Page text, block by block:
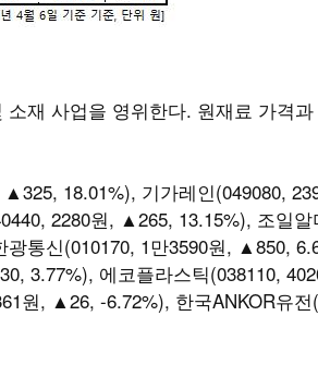
재 사업을 영위한다. 원재료 가격
18.01%), 기가레인(049080,
2280원, ▲265, 13.15%), 조일알
통신(010170, 1만3590원, ▲850,
3.77%), 에코플라스틱(038110,
원, ▲26, -6.72%), 한국ANKOR유전